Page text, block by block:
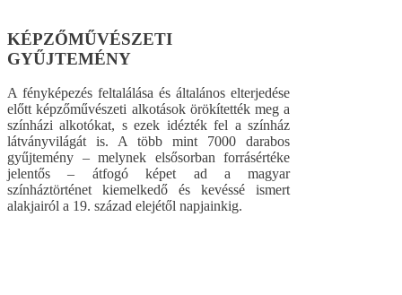
KÉPZŐMŰVÉSZETI
GYŰJTEMÉNY
A fényképezés feltalálása és általános elterjedése
előtt képzőművészeti alkotások örökítették meg a
színházi alkotókat, s ezek idézték fel a színház
látványvilágát is. A több mint 7000 darabos
gyűjtemény – melynek elsősorban forrásértéke
jelentős – átfogó képet ad a magyar
színháztörténet kiemelkedő és kevéssé ismert
alakjairól a 19. század elejétől napjainkig.